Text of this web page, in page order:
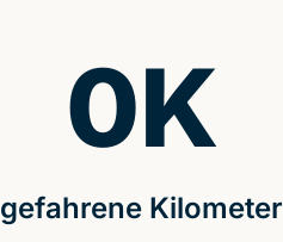
gefahrene Kilometer
0K